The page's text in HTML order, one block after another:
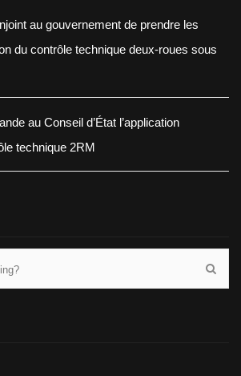
au gouvernement de prendre les
du contrôle technique deux-roues sous
au Conseil d’État l’application
technique 2RM